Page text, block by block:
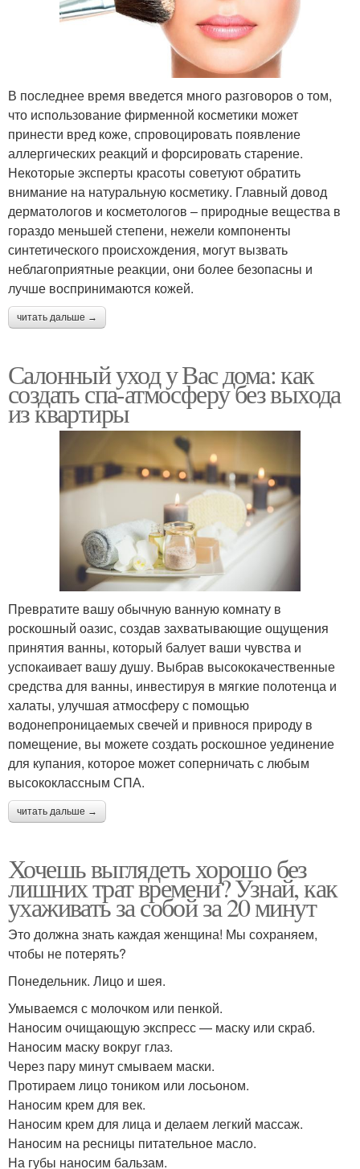
В последнее время введется много разговоров о том,
что использование фирменной косметики может
принести вред коже, спровоцировать появление
аллергических реакций и форсировать старение.
Некоторые эксперты красоты советуют обратить
внимание на натуральную косметику. Главный довод
дерматологов и косметологов – природные вещества в
гораздо меньшей степени, нежели компоненты
синтетического происхождения, могут вызвать
неблагоприятные реакции, они более безопасны и
лучше воспринимаются кожей.
читать дальше →
Салонный уход у Вас дома: как
создать спа-атмосферу без выхода
из квартиры
Превратите вашу обычную ванную комнату в
роскошный оазис, создав захватывающие ощущения
принятия ванны, который балует ваши чувства и
успокаивает вашу душу. Выбрав высококачественные
средства для ванны, инвестируя в мягкие полотенца и
халаты, улучшая атмосферу с помощью
водонепроницаемых свечей и привнося природу в
помещение, вы можете создать роскошное уединение
для купания, которое может соперничать с любым
высококлассным СПА.
читать дальше →
Хочешь выглядеть хорошо без
лишних трат времени? Узнай, как
ухаживать за собой за 20 минут
Это должна знать каждая женщина! Мы сохраняем,
чтобы не потерять?
Понедельник. Лицо и шея.
Умываемся с молочком или пенкой.
Наносим очищающую экспресс — маску или скраб.
Наносим маску вокруг глаз.
Через пару минут смываем маски.
Протираем лицо тоником или лосьоном.
Наносим крем для век.
Наносим крем для лица и делаем легкий массаж.
Наносим на ресницы питательное масло.
На губы наносим бальзам.